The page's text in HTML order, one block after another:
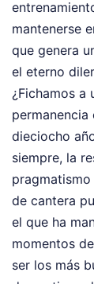
mantenerse
que genera
el eterno
¿Fichamos a
dieciocho
siempre, la
de cantera
el que ha
momentos
ser los más